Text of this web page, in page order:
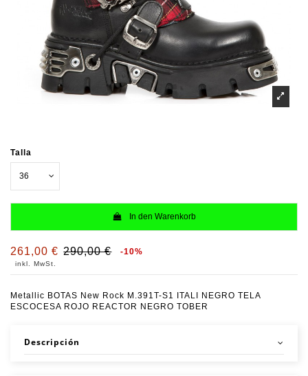
Talla
In den Warenkorb
261,00 € 290,00 € -10%
inkl. MwSt.
Metallic BOTAS New Rock M.391T-S1 ITALI NEGRO TELA
ESCOCESA ROJO REACTOR NEGRO TOBER
Descripción